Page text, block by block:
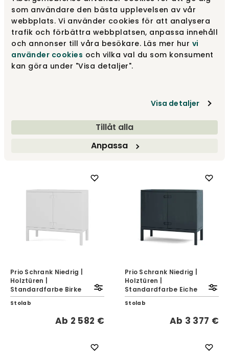
som användare den bästa upplevelsen av vår
webbplats. Vi använder cookies för att analysera
trafik och förbättra webbplatsen, anpassa innehåll
och annonser till våra besökare. Läs mer hur vi
använder cookies och vilka val du som konsument
kan göra under "Visa detaljer".
Visa detaljer
Tillåt alla
Anpassa
Birke
Stolab
2 582 €
Prio Schrank Niedrig |
Eiche
Stolab
Prio Schrank Niedrig |
Holztüren |
Standardfarbe Birke
Stolab
Ab 2 582 €
Prio Schrank Niedrig |
Holztüren |
Standardfarbe Eiche
Stolab
Ab 3 377 €